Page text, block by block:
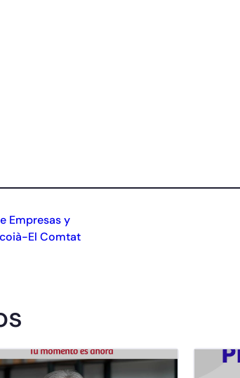
Empresas y
El Comtat